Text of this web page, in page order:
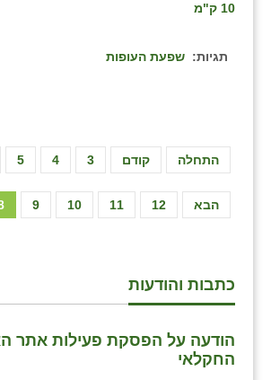
10 ק"מ
תגיות: שפעת העופות
התחלה קודם 3
4
5
9 10 11 12 הבא
כתבות והודעות
הודעה על הפסקת פעילות אתר
החקלאי